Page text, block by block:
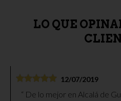
LO QUE
12/07/2019
De lo mejor en Alcalá de